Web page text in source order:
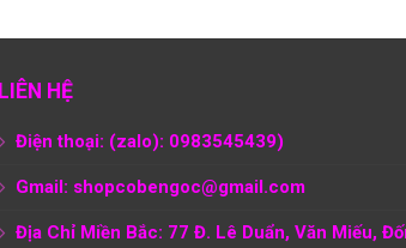
LIÊN HỆ
Điện thoại: (zalo): 0983545439)
Gmail: shopcobengoc@gmail.com
Địa Chỉ Miền Bắc: 77 Đ. Lê Duẩn, Văn Miếu,